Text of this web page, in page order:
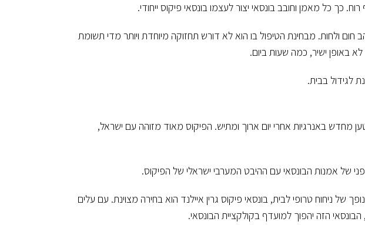
כך כל מאמן וחובב בונסאי יצור לעצמו בונסאי פיקוס ייחודי.
חום ולחות. מבחינת הטיפול בו הוא לא דורש תחזוקה מיוחדת ויותר מדי תשומת
באופן ישיר, כמה שעות ביום.
לגידול בבית.
מחדש באנרגיות אחרי יום ארוך ומתיש. הפיקוס מאוד מזוהה עם ישראל,
היפני של אמנות הבונסאי עם ההיבט המערבי ישראלי של הפיקוס.
ניחוח טרופי לבית, בונסאי פיקוס גרין איילנד הוא בחירה מצוינת. עם עלים
הבונסאי הזה יהפוך למועדף בקולקציית הבונסאי.